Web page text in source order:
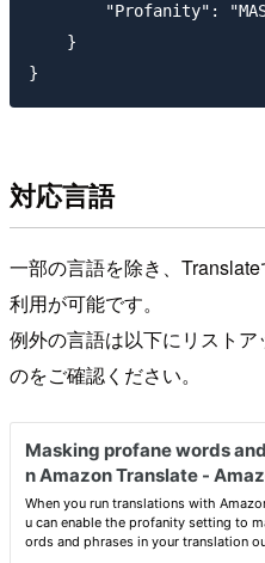
"Profanity":
    }
対応言語
一部の言語を除き、
利用が可能です。
例外の言語は以下にリスト
のをご確認ください。